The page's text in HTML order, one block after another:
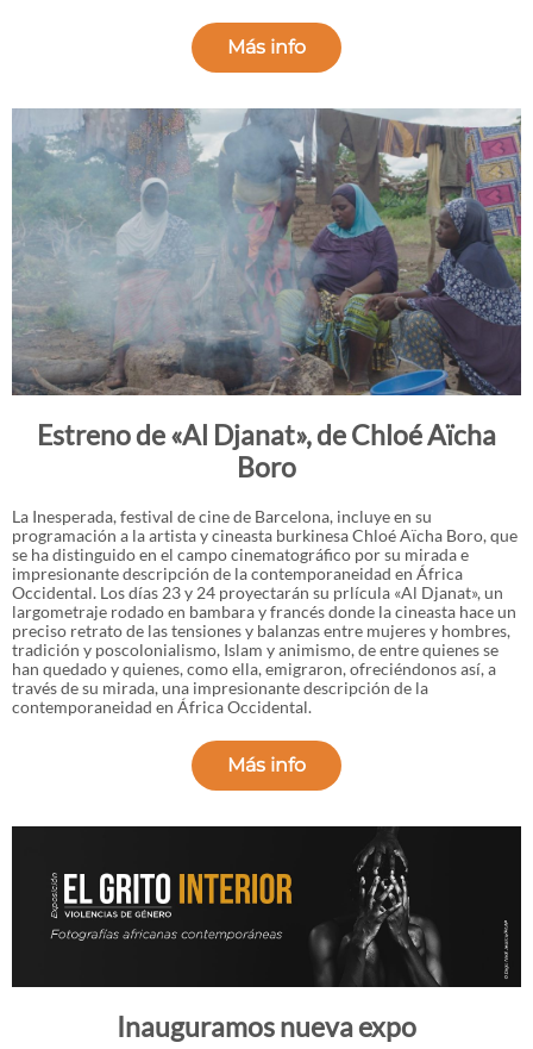
Más info
Estreno de «Al Djanat», de Chloé Aïcha
Boro
La Inesperada, festival de cine de Barcelona, incluye en su
programación a la artista y cineasta burkinesa Chloé Aïcha Boro, que
se ha distinguido en el campo cinematográfico por su mirada e
impresionante descripción de la contemporaneidad en África
Occidental. Los días 23 y 24 proyectarán su prlícula «Al Djanat», un
largometraje rodado en bambara y francés donde la cineasta hace un
preciso retrato de las tensiones y balanzas entre mujeres y hombres,
tradición y poscolonialismo, Islam y animismo, de entre quienes se
han quedado y quienes, como ella, emigraron, ofreciéndonos así, a
través de su mirada, una impresionante descripción de la
contemporaneidad en África Occidental.
Más info
Inauguramos nueva expo